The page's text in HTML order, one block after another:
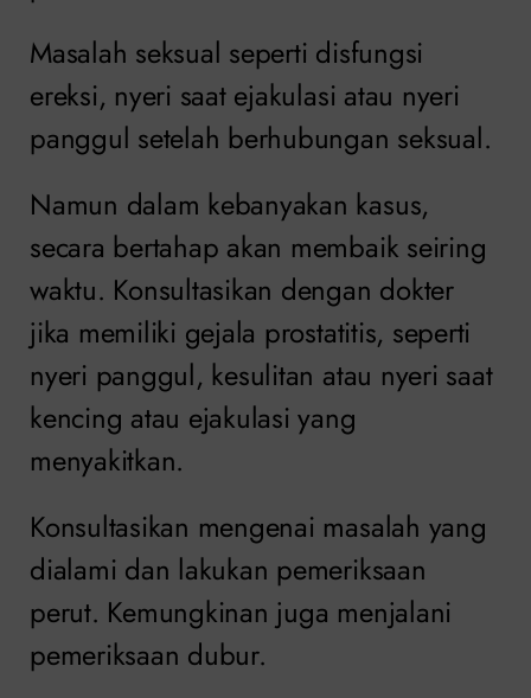
Masalah seksual seperti disfungsi
ereksi, nyeri saat ejakulasi atau nyeri
panggul setelah berhubungan seksual.
Namun dalam kebanyakan kasus,
secara bertahap akan membaik seiring
waktu. Konsultasikan dengan dokter
jika memiliki gejala prostatitis, seperti
nyeri panggul, kesulitan atau nyeri saat
kencing atau ejakulasi yang
menyakitkan.
Konsultasikan mengenai masalah yang
dialami dan lakukan pemeriksaan
perut. Kemungkinan juga menjalani
pemeriksaan dubur.